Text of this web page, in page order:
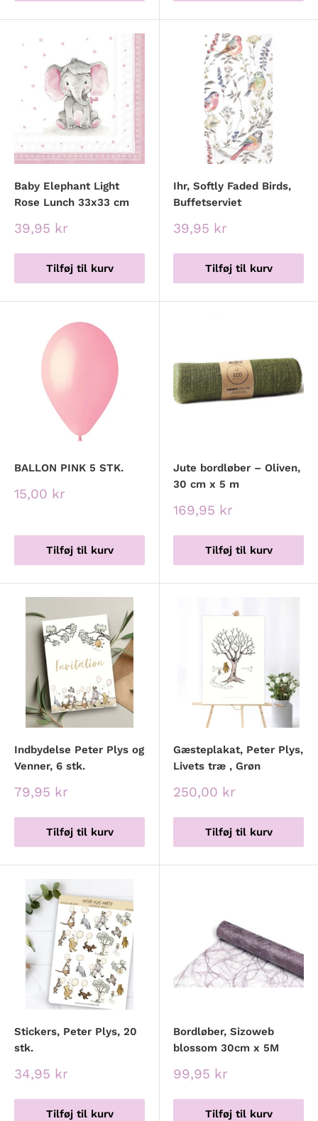
Baby Elephant Light
Rose Lunch 33x33 cm
Udsalgspris
39,95 kr
Tilføj til kurv
Ihr, Softly Faded Birds,
Buffetserviet
Udsalgspris
39,95 kr
Tilføj til kurv
BALLON PINK 5 STK.
Udsalgspris
15,00 kr
Tilføj til kurv
Jute bordløber – Oliven,
30 cm x 5 m
Udsalgspris
169,95 kr
Tilføj til kurv
Indbydelse Peter Plys og
Venner, 6 stk.
Udsalgspris
79,95 kr
Tilføj til kurv
Gæsteplakat, Peter Plys,
Livets træ , Grøn
Udsalgspris
250,00 kr
Tilføj til kurv
Stickers, Peter Plys, 20
stk.
Udsalgspris
34,95 kr
Tilføj til kurv
Bordløber, Sizoweb
blossom 30cm x 5M
Udsalgspris
99,95 kr
Tilføj til kurv